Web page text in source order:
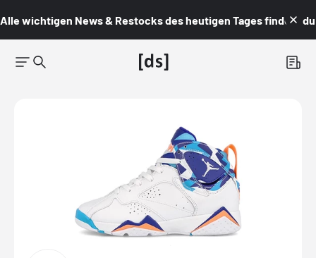
Alle wichtigen News & Restocks des heutigen Tages findest du